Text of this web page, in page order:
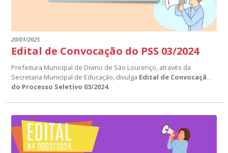
20/01/2025
Edital de Convocação do PSS 03/2024
Prefeitura Municipal de Divino de São Lourenço, através da
Secretaria Municipal de Educação, divulga Edital de Convocação
do Processo Seletivo 03/2024.